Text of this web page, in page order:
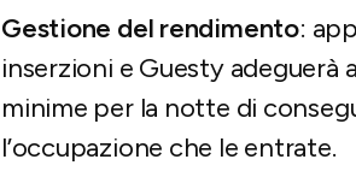
Gestione del rendimento:
inserzioni e Guesty
minime per la notte di
l’occupazione che le entrate.